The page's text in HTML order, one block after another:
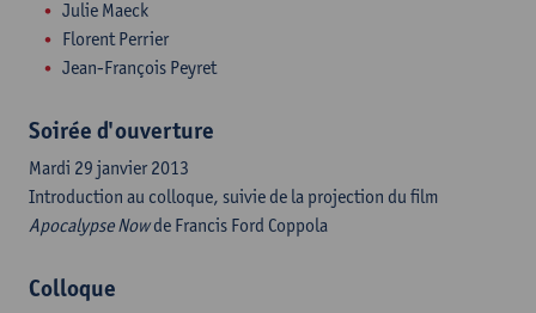
Julie Maeck
Florent Perrier
Jean-François Peyret
Soirée d'ouverture
Mardi 29 janvier 2013
Introduction au colloque, suivie de la projection du film
Apocalypse Nowde Francis Ford Coppola
Colloque